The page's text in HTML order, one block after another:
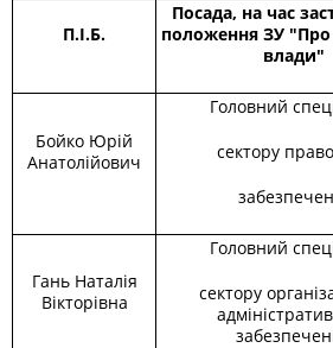
П.І.Б.
Посада, на час
положення ЗУ
влади"
Бойко Юрій
Анатолійович
Головний
сектору
Гань Наталія
Вікторівна
Головний
сектору